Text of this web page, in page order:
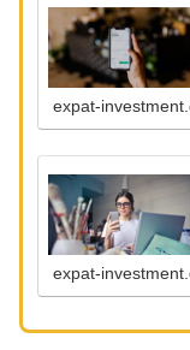
expat-
expat-